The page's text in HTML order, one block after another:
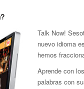
Talk Now!
nuevo idioma
hemos
Aprende con
palabras con